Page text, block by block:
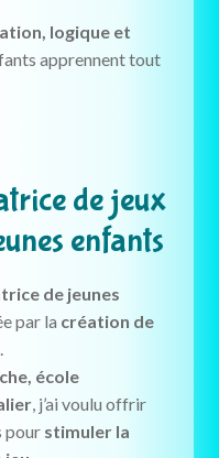
logique et
apprennent tout
de jeux
enfants
de jeunes
par la création de
école
, j’ai voulu offrir
pour stimuler la